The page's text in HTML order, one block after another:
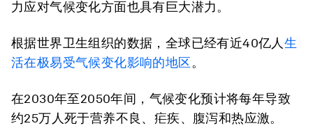
力应对气候变化方面也具有巨大潜力。
根据世界卫生组织的数据，全球已经有近40亿人 生
活在极易受气候变化影响的地区。
在2030年至2050年间，气候变化预计将每年导致
约25万人死于营养不良、疟疾、腹泻和热应激。